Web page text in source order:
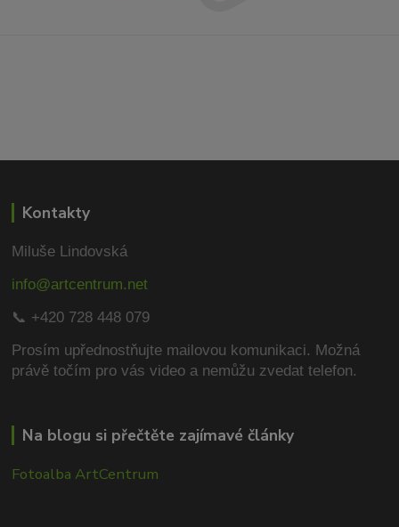
Kontakty
Miluše Lindovská
info@artcentrum.net
📞 +420 728 448 079
Prosím upřednostňujte mailovou komunikaci. Možná
právě točím pro vás video a nemůžu zvedat telefon.
Na blogu si přečtěte zajímavé články
Fotoalba ArtCentrum